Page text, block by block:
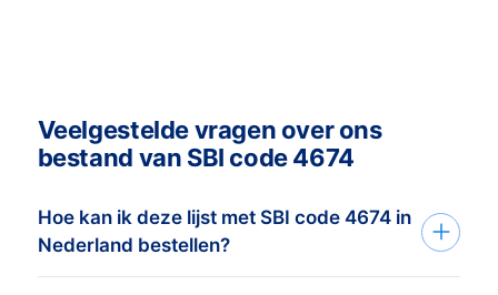
Veelgestelde vragen over ons
bestand van SBI code 4674
Hoe kan ik deze lijst met SBI code 4674 in
Nederland bestellen?